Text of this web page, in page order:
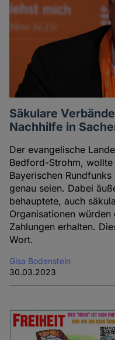
Säkulare
Nachhilfe in
Der evangelische
Bedford-Strohm,
Bayerischen
genau seien. Dabei
behauptete, auch
Organisationen
Zahlungen erhalten.
Wort.
Gisa Bodenstein
30.03.2023